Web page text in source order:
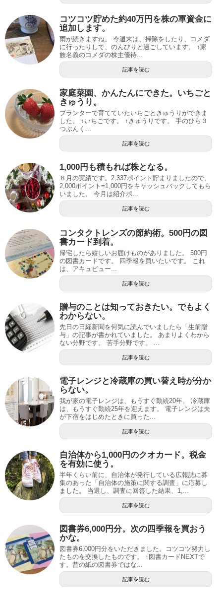
コツコツ貯めた約40万円を株の軍資金に
追加します。
雨が続きますね。 今週末は、掃除をしたり、コメダ
に行ったりして、のんびりと過ごしています。 ↑家
族名義のコメダの株主優待...
記事を読む
家庭菜園、かんたんにできた。いちごと
きゅうり。
プランターで育てていたいちごときゅうりができま
した。 ↑いちごです。 ↑きゅうりです。 手のひら３
つぶんく...
記事を読む
1,000円も積もれば株となる。
８月の実績です。2,337ポイント貯まりましたので、
2,000ポイント=1,000円をキャッシュバックしてもら
いました。 今月は紹介ポ...
記事を読む
コンタクトレンズの節約術。500円の図
書カード到着。
帰宅したら嬉しいお届けものがありました。 500円
の図書カードです。 四季報を買いたいです。 これ
は、アキュビュー...
記事を読む
贈与のことは知っておきたい。でもよく
わからない。
先日の日経新聞を何気に読んでいましたら「生前贈
与」の記事が書かれていました。 あまりよくわから
ない分野です。 苦手分野です。 ...
記事を読む
電子レンジと冷蔵庫の買い替え時が分か
らない。
我が家の電子レンジは、もうすぐ勤続20年。 冷蔵庫
は、もうすぐ勤続25年を迎えます。 電子レンジは夫
が下宿をはじめたときに買った...
記事を読む
自治体から1,000円のクオカード。税金
を有効に使う。
半年くらい前に、自治体が発行している広報誌に募
集のあった「自治体の施策に関する調査」に応募し
ました。 当選し、調査に回答した結果、1,...
記事を読む
図書券6,000円分。次の四季報を買おう
かな。
図書券6,000円分をいただきました。コツコツ努力し
たものを交換したものです。 ↑図書カードNEXTで
す。昔の紙の図書券ではな...
記事を読む